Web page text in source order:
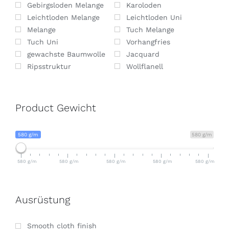
Gebirgsloden Melange
Karoloden
Leichtloden Melange
Leichtloden Uni
Melange
Tuch Melange
Tuch Uni
Vorhangfries
gewachste Baumwolle
Jacquard
Ripsstruktur
Wollflanell
Product Gewicht
580 g/m
580 g/m
580 g/m 580 g/m 580 g/m 580 g/m 580 g/m
Ausrüstung
Smooth cloth finish